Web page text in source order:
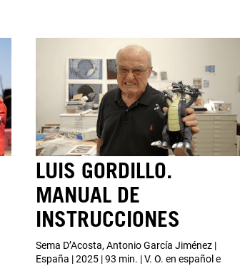
LUIS GORDILLO.
MANUAL DE
INSTRUCCIONES
Sema D’Acosta, Antonio García Jiménez |
España | 2025 | 93 min. | V. O. en español e